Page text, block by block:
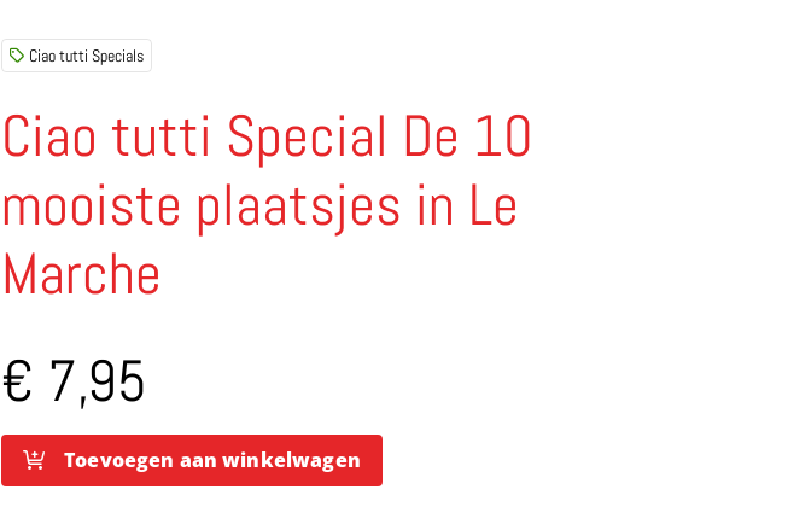
Ciao tutti Special De 10
mooiste plaatsjes in Le
Marche
€ 7,95
Ciao tutti Specials
Ciao
Toevoegen aan winkelwagen